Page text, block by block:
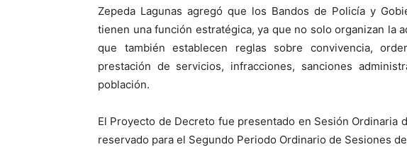
Zepeda Lagunas agregó que los Bandos de Policía y
tienen una función estratégica, ya que no solo organizan la
que también establecen reglas sobre convivencia,
prestación de servicios, infracciones, sanciones
población.
El Proyecto de Decreto fue presentado en Sesión Ordinaria
reservado para el Segundo Periodo Ordinario de Sesiones